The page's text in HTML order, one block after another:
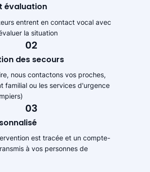
évaluation
entrent en contact vocal avec
la situation
02
des secours
nous contactons vos proches,
familial ou les services d'urgence
03
est tracée et un compte-
à vos personnes de